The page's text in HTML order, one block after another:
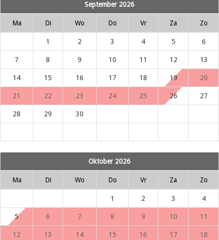
September 2026
Ma Di Wo Do Vr Za Zo
1 2 3 4 5 6
7 8 9 10 11 12 13
14 15 16 17 18 19 20
21 22 23 24 25 26 27
28 29 30
Oktober 2026
Ma Di Wo Do Vr Za Zo
1 2 3 4
5 6 7 8 9 10 11
12 13 14 15 16 17 18